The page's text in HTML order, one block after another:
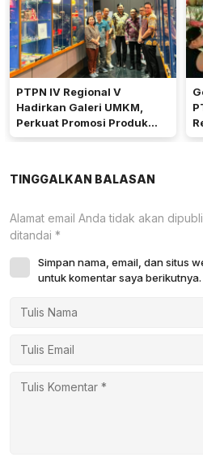
PTPN IV Regional V
Hadirkan Galeri UMKM,
Perkuat Promosi Produk
Mitra Binaan Melalui Inovasi
TINGGALKAN BALASAN
Alamat email Anda tidak akan
ditandai *
Simpan nama, email, dan situs
untuk komentar saya berikutnya.